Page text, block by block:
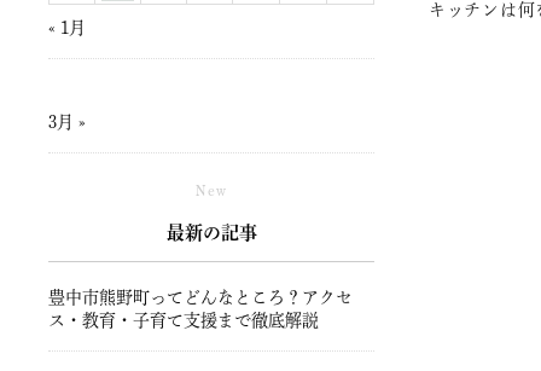
キッチンは
« 1月
3月 »
New
最新の記事
豊中市熊野町ってどんなところ？アクセ
ス・教育・子育て支援まで徹底解説